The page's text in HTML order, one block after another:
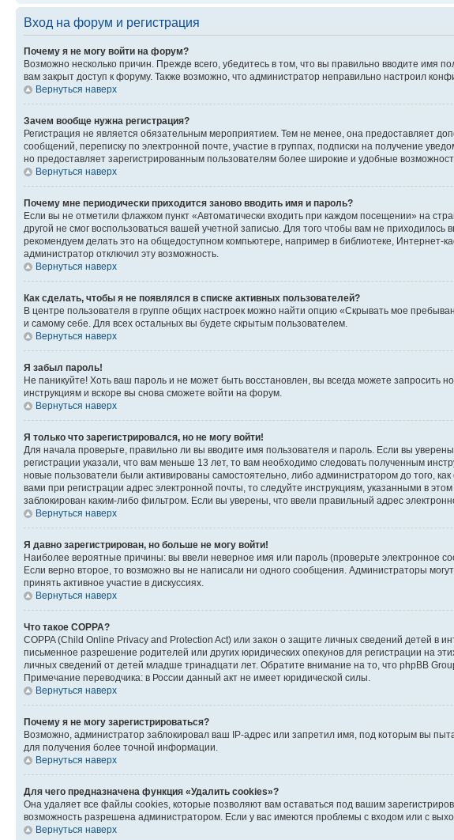
Вход на форум и регистрация
Почему я не могу войти на форум?
Возможно несколько причин. Прежде всего, убедитесь в том, что вы правильно вводите имя
вам закрыт доступ к форуму. Также возможно, что администратор неправильно настроил
Вернуться наверх
Зачем вообще нужна регистрация?
Регистрация не является обязательным мероприятием. Тем не менее, она предоставляет
сообщений, переписку по электронной почте, участие в группах, подписки на получение
но предоставляет зарегистрированным пользователям более широкие и удобные
Вернуться наверх
Почему мне периодически приходится заново вводить имя и пароль?
Если вы не отметили флажком пункт «Автоматически входить при каждом посещении» на
другой не смог воспользоваться вашей учетной записью. Для того чтобы вам не
рекомендуем делать это на общедоступном компьютере, например в библиотеке, Интернет-
администратор отключил эту возможность.
Вернуться наверх
Как сделать, чтобы я не появлялся в списке активных пользователей?
В центре пользователя в группе общих настроек можно найти опцию «Скрывать мое
и самому себе. Для всех остальных вы будете скрытым пользователем.
Вернуться наверх
Я забыл пароль!
Не паникуйте! Хоть ваш пароль и не может быть восстановлен, вы всегда можете
инструкциям и вскоре вы снова сможете войти на форум.
Вернуться наверх
Я только что зарегистрировался, но не могу войти!
Для начала проверьте, правильно ли вы вводите имя пользователя и пароль. Если вы
регистрации указали, что вам меньше 13 лет, то вам необходимо следовать полученным
новые пользователи были активированы самостоятельно, либо администратором до того,
вами при регистрации адрес электронной почты, то следуйте инструкциям, указанными в
заблокирован каким-либо фильтром. Если вы уверены, что ввели правильный адрес
Вернуться наверх
Я давно зарегистрирован, но больше не могу войти!
Наиболее вероятные причины: вы ввели неверное имя или пароль (проверьте электронное
Если верно второе, то возможно вы не написали ни одного сообщения. Администраторы
принять активное участие в дискуссиях.
Вернуться наверх
Что такое COPPA?
COPPA (Child Online Privacy and Protection Act) или закон о защите личных сведений детей
письменное разрешение родителей или других юридических опекунов для регистрации на
личных сведений от детей младше тринадцати лет. Обратите внимание на то, что phpBB
Примечание переводчика: в России данный акт не имеет юридической силы.
Вернуться наверх
Почему я не могу зарегистрироваться?
Возможно, администратор заблокировал ваш IP-адрес или запретил имя, под которым вы
для получения более точной информации.
Вернуться наверх
Для чего предназначена функция «Удалить cookies»?
Она удаляет все файлы cookies, которые позволяют вам оставаться под вашим
возможность разрешена администратором. Если у вас имеются проблемы с входом или с
Вернуться наверх